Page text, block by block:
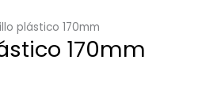
plástico 170mm
170mm